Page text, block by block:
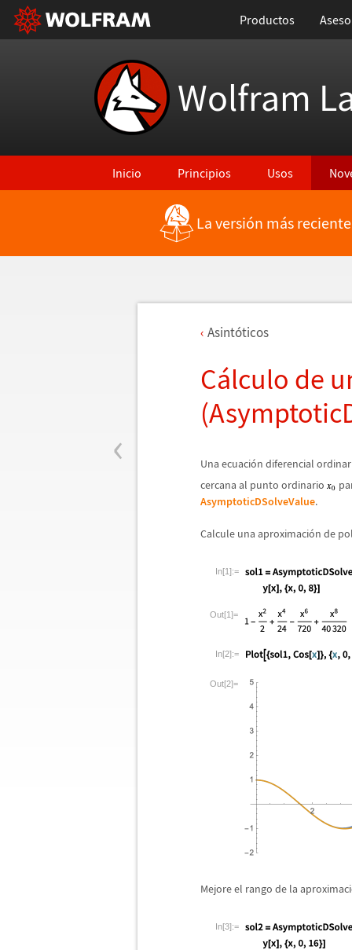
Productos
Wolfram
Inicio Principios Usos
La versión más
‹
Asintóticos
Cálculo de
Una ecuación diferencial
cercana al punto ordinario
AsymptoticDSolveValue.
Calcule una aproximación de
In[1]:=
Out[1]=
In[2]:=
Out[2]=
Mejore el rango de la aproximaci
In[3]:=